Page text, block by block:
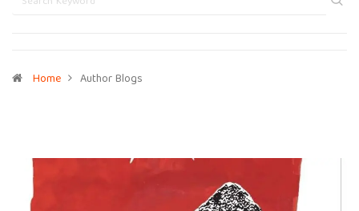
Home Author Blogs